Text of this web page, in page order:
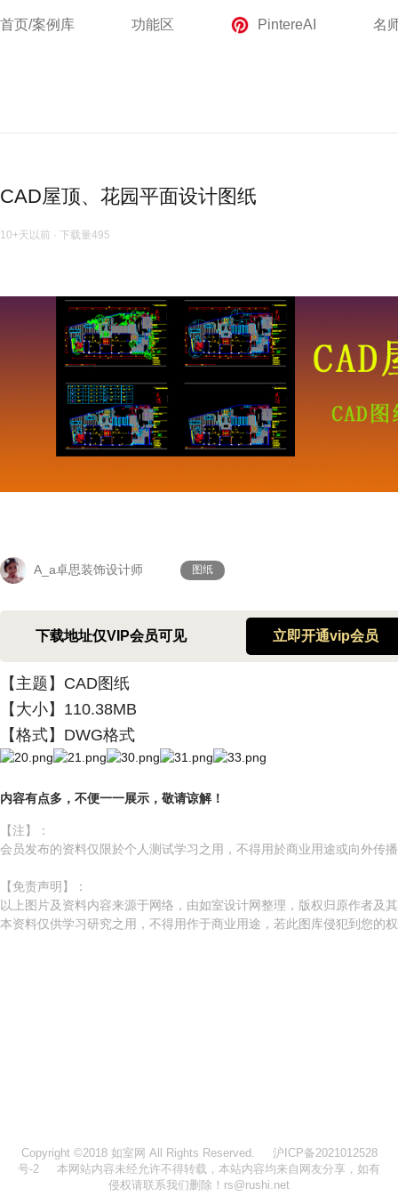
首页/案例库 功能区 PintereAI 名
CAD屋顶、花园平面设计图纸
10+天以前 · 下载量495
A_a卓思装饰设计师 图纸
下载地址仅VIP会员可见 立即开通vip会员
【主题】CAD图纸
【 大小】110.38MB
【格式】DWG格式
内容有点多，不便一一展示，敬请谅解！
【注】：
会员发布的资料仅限於个人测试学习之用，不得用於商业用途或向外传
【免责声明】：
以上图片及资料内容来源于网络，由如室设计网整理，版权归原作者
本资料仅供学习研究之用，不得用作于商业用途，若此图库侵犯到您的
Copyright ©2018 如室网 All Rights Reserved. 沪ICP备2021012528
号-2 本网站内容未经允许不得转载，本站内容均来自网友分享，如有
侵权请联系我们删除！rs@rushi.net